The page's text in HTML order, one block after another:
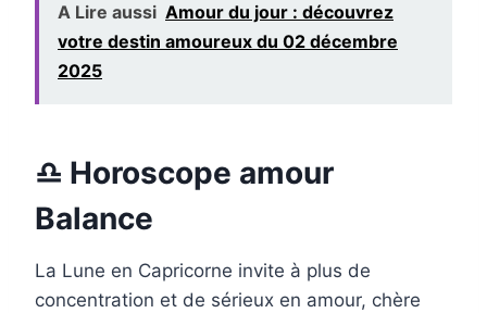
A Lire aussi Amour du jour : découvrez
votre destin amoureux du 02 décembre
2025
♎ Horoscope amour
Balance
La Lune en Capricorne invite à plus de
concentration et de sérieux en amour, chère